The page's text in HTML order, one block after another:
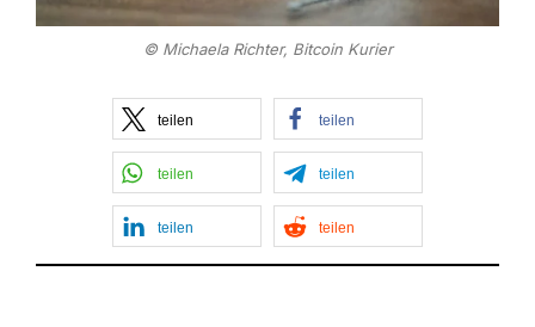
© Michaela Richter, Bitcoin Kurier
teilen teilen
teilen teilen
teilen teilen